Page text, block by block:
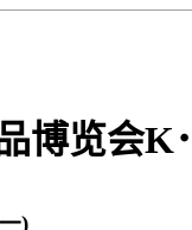
博览会K･
一)